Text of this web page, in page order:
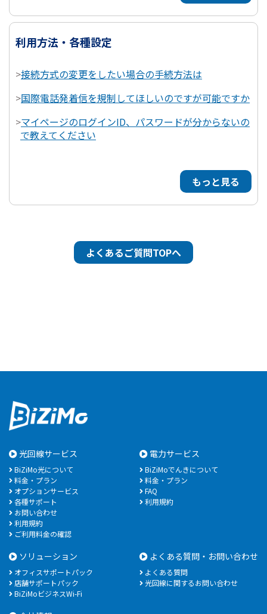
利用方法・各種設定
>接続方式の変更をしたい場合の手続方法は
>国際電話発着信を規制してほしいのですが可能ですか
>マイページのログインID、パスワードが分からないの
で教えてください
もっと見る
よくあるご質問TOPへ
光回線サービス
BiZiMo光について
料金・プラン
オプションサービス
各種サポート
お問い合わせ
利用規約
ご利用料金の確認
電力サービス
BiZiMoでんきについて
料金・プラン
FAQ
利用規約
ソリューション
オフィスサポートパック
店舗サポートパック
BiZiMoビジネスWi-Fi
よくある質問・お問い合わせ
よくある質問
光回線に関するお問い合わせ